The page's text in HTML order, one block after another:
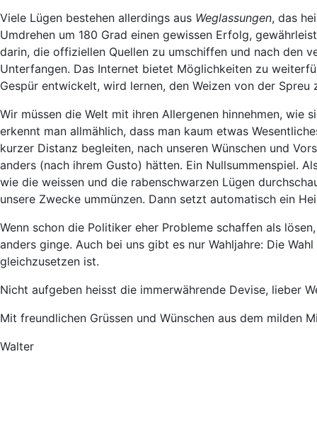
Viele Lügen bestehen allerdings aus Weglassungen, das
Umdrehen um 180 Grad einen gewissen Erfolg,
darin, die offiziellen Quellen zu umschiffen und nach den
Unterfangen. Das Internet bietet Möglichkeiten zu
Gespür entwickelt, wird lernen, den Weizen von der
Wir müssen die Welt mit ihren Allergenen hinnehmen, wie
erkennt man allmählich, dass man kaum etwas
kurzer Distanz begleiten, nach unseren Wünschen und
anders (nach ihrem Gusto) hätten. Ein Nullsummenspiel.
wie die weissen und die rabenschwarzen Lügen
unsere Zwecke ummünzen. Dann setzt automatisch ein
Wenn schon die Politiker eher Probleme schaffen als
anders ginge. Auch bei uns gibt es nur Wahljahre: Die
gleichzusetzen ist.
Nicht aufgeben heisst die immerwährende Devise, lieber
Mit freundlichen Grüssen und Wünschen aus dem milden
Walter